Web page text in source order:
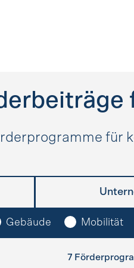
für
Gebäude Mobilität
7